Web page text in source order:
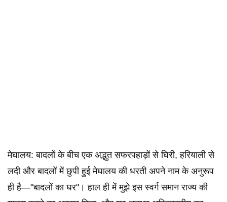
मेघालय: बादलों के बीच एक अद्भुत सफरपहाड़ों से घिरी, हरियाली से
लदी और बादलों में छुपी हुई मेघालय की धरती अपने नाम के अनुरूप
ही है—"बादलों का घर"। हाल ही में मुझे इस स्वर्ग समान राज्य की